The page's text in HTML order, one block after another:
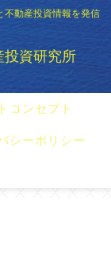
不動産投資情報を発信
投資研究所
コンセプト
シーポリシー